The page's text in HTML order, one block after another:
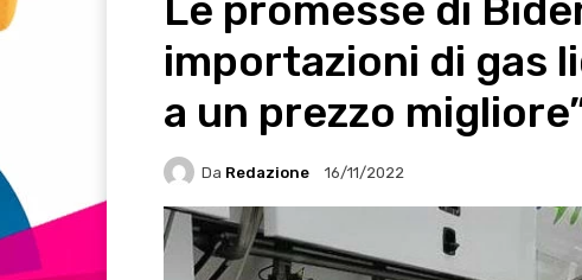
Le promesse di
importazioni di gas
a un prezzo
Da Redazione 16/11/2022